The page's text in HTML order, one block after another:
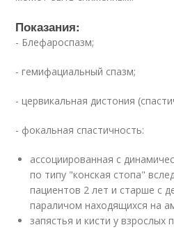
Показания:
- Блефароспазм;
- гемифациальный спазм;
- цервикальная дистония
- фокальная спастичность:
ассоциированная с
по типу "конская стопа"
пациентов 2 лет и старше с
параличом находящихся на
запястья и кисти у взрослых